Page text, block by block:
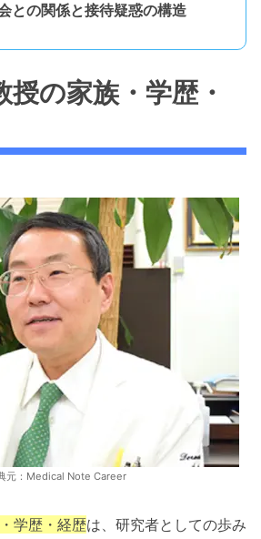
との関係と接待疑惑の構造
授の家族・学歴・
元：Medical Note Career
学歴・経歴は、研究者としての歩み